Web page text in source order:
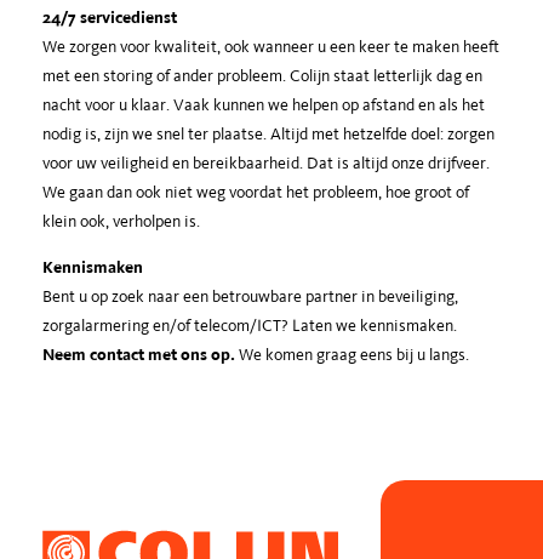
24/7 servicedienst
We zorgen voor kwaliteit, ook wanneer u een keer te maken heeft
met een storing of ander probleem. Colijn staat letterlijk dag en
nacht voor u klaar. Vaak kunnen we helpen op afstand en als het
nodig is, zijn we snel ter plaatse. Altijd met hetzelfde doel: zorgen
voor uw veiligheid en bereikbaarheid. Dat is altijd onze drijfveer.
We gaan dan ook niet weg voordat het probleem, hoe groot of
klein ook, verholpen is.
Kennismaken
Bent u op zoek naar een betrouwbare partner in beveiliging,
zorgalarmering en/of telecom/ICT? Laten we kennismaken.
Neem contact met ons op. We komen graag eens bij u langs.